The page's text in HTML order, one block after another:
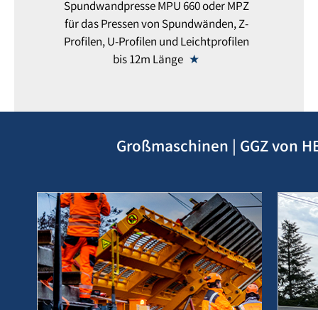
Spundwandpresse MPU 660 oder MPZ
für das Pressen von Spundwänden, Z-
Profilen, U-Profilen und Leichtprofilen
bis 12m Länge
Großmaschinen | GGZ von